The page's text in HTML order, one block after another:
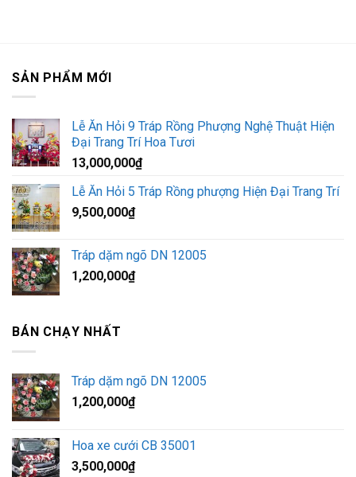
SẢN PHẨM MỚI
Lễ Ăn Hỏi 9 Tráp Rồng Phượng Nghệ Thuật Hiện
Đại Trang Trí Hoa Tươi
13,000,000₫
Lễ Ăn Hỏi 5 Tráp Rồng phượng Hiện Đại Trang Trí
9,500,000₫
Tráp dặm ngõ DN 12005
1,200,000₫
BÁN CHẠY NHẤT
Tráp dặm ngõ DN 12005
1,200,000₫
Hoa xe cưới CB 35001
3,500,000₫